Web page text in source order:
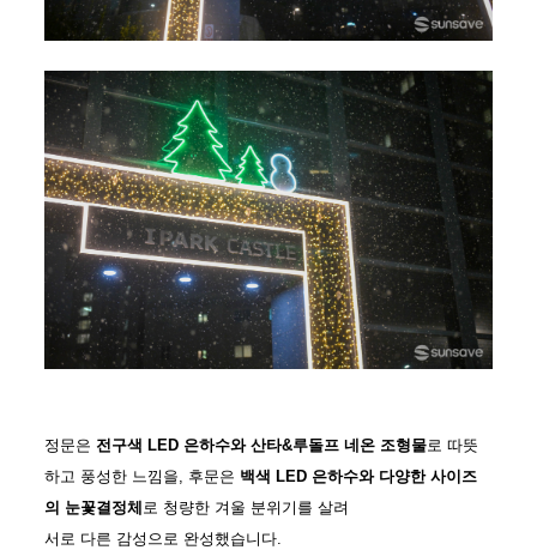
정문은 전구색 LED 은하수와 산타&루돌프 네온 조형물로 따뜻
하고 풍성한 느낌을, 후문은 백색 LED 은하수와 다양한 사이즈
의 눈꽃결정체 로 청량한 겨울 분위기를 살려
서로 다른 감성으로 완성했습니다.